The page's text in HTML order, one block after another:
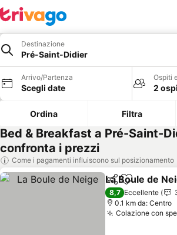
Destinazione
Pré-Saint-Didier
Arrivo/Partenza
Scegli date
Ospiti
2
Ordina Filtra
Bed & Breakfast a Pré-Saint-
confronta i prezzi
Come i pagamenti influiscono sul posizionamento
CondividiAggiungi ai
La Boule de
8,7 Eccellente
0.1 km da: Centro
Colazione con